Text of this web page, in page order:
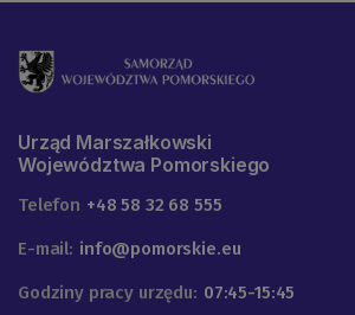
Urząd Marszałkowski
Województwa Pomorskiego
Telefon +48 58 32 68 555
E-mail: info@pomorskie.eu
Godziny pracy urzędu: 07:45-15:45